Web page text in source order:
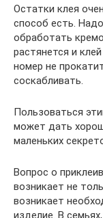
Остатки клея
способ есть.
обработать
растянется и
номер не
соскабливать.
Пользоваться
может дать
маленьких
Вопрос о
возникает не
возникает
изделие. В